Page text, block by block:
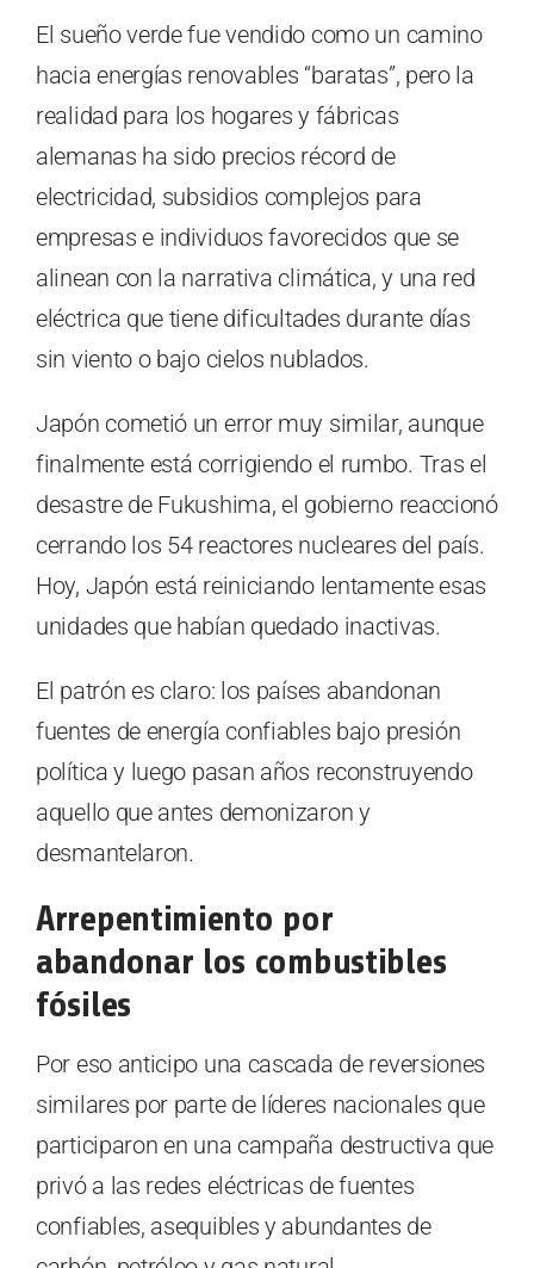
El sueño verde fue vendido como un camino
hacia energías renovables “baratas”, pero la
realidad para los hogares y fábricas
alemanas ha sido precios récord de
electricidad, subsidios complejos para
empresas e individuos favorecidos que se
alinean con la narrativa climática, y una red
eléctrica que tiene dificultades durante días
sin viento o bajo cielos nublados.
Japón cometió un error muy similar, aunque
finalmente está corrigiendo el rumbo. Tras el
desastre de Fukushima, el gobierno reaccionó
cerrando los 54 reactores nucleares del país.
Hoy, Japón está reiniciando lentamente esas
unidades que habían quedado inactivas.
El patrón es claro: los países abandonan
fuentes de energía confiables bajo presión
política y luego pasan años reconstruyendo
aquello que antes demonizaron y
desmantelaron.
Arrepentimiento por
abandonar los combustibles
fósiles
Por eso anticipo una cascada de reversiones
similares por parte de líderes nacionales que
participaron en una campaña destructiva que
privó a las redes eléctricas de fuentes
confiables, asequibles y abundantes de